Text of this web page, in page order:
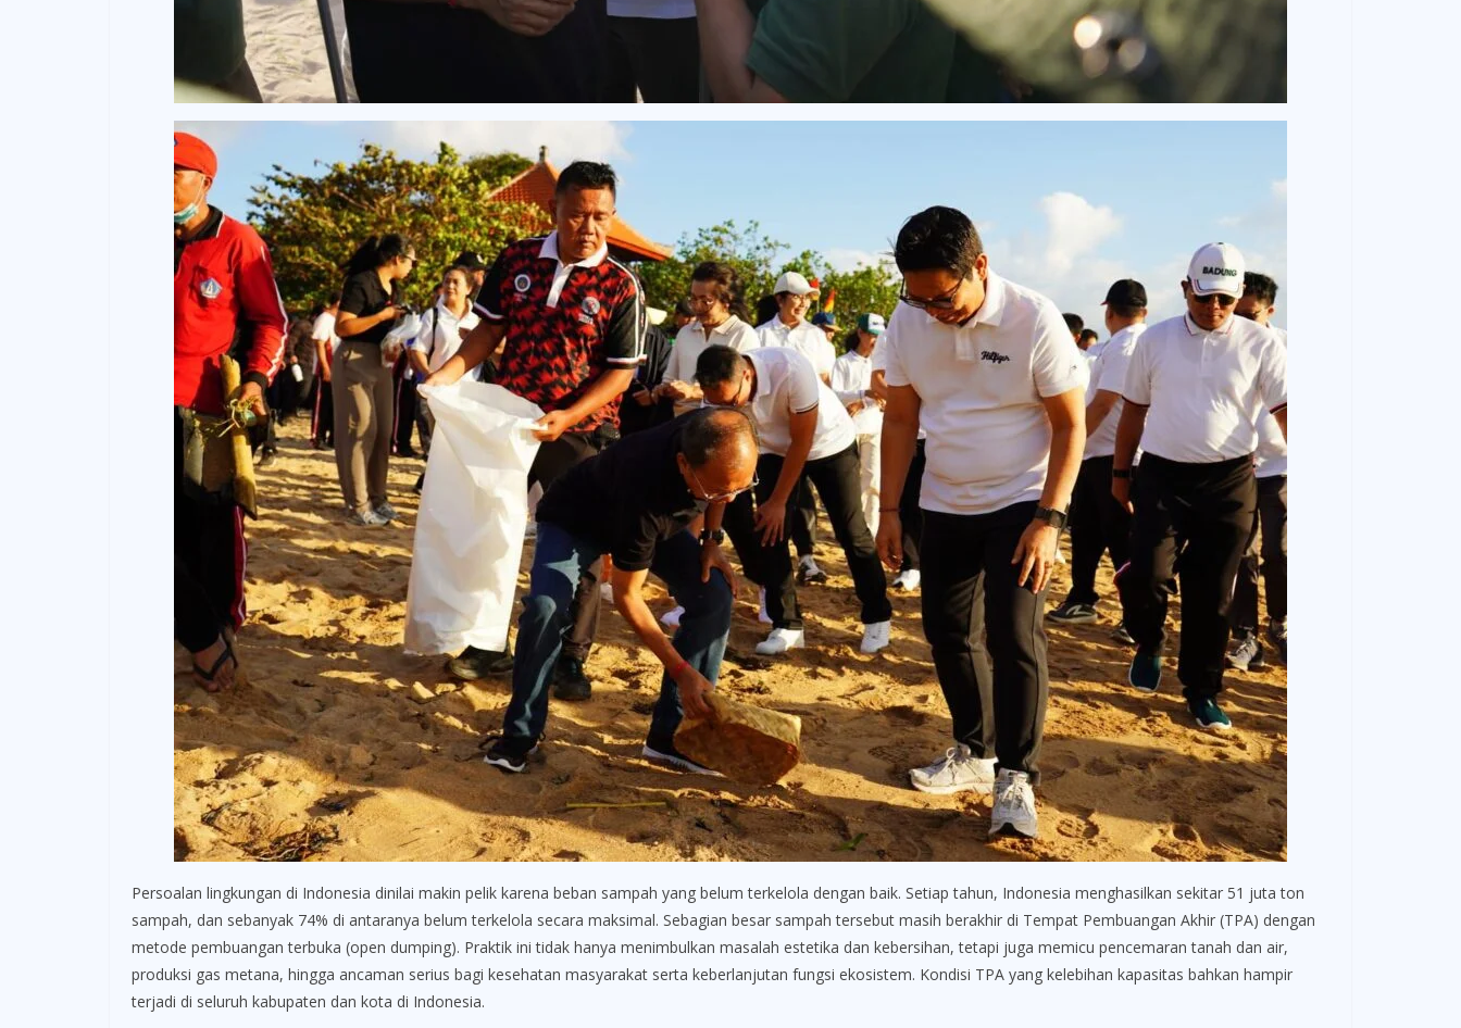
Persoalan lingkungan di Indonesia dinilai makin pelik karena beban sampah yang belum terkelola dengan baik. Setiap tahun, Indonesia menghasilkan sekitar 51 juta ton
sampah, dan sebanyak 74% di antaranya belum terkelola secara maksimal. Sebagian besar sampah tersebut masih berakhir di Tempat Pembuangan Akhir (TPA) dengan
metode pembuangan terbuka (open dumping). Praktik ini tidak hanya menimbulkan masalah estetika dan kebersihan, tetapi juga memicu pencemaran tanah dan air,
produksi gas metana, hingga ancaman serius bagi kesehatan masyarakat serta keberlanjutan fungsi ekosistem. Kondisi TPA yang kelebihan kapasitas bahkan hampir
terjadi di seluruh kabupaten dan kota di Indonesia.